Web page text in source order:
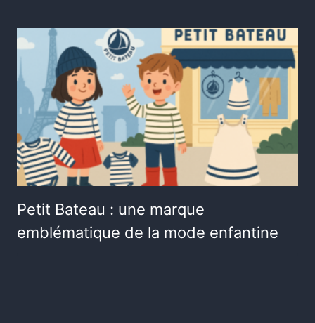
Petit Bateau : une marque
emblématique de la mode enfantine